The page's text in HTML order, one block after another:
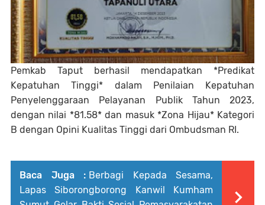
Pemkab Taput berhasil mendapatkan *Predikat
Kepatuhan Tinggi* dalam Penilaian Kepatuhan
Penyelenggaraan Pelayanan Publik Tahun 2023,
dengan nilai *81.58* dan masuk *Zona Hijau* Kategori
B dengan Opini Kualitas Tinggi dari Ombudsman RI.
Baca Juga : Berbagi Kepada Sesama,
Lapas Siborongborong Kanwil Kumham